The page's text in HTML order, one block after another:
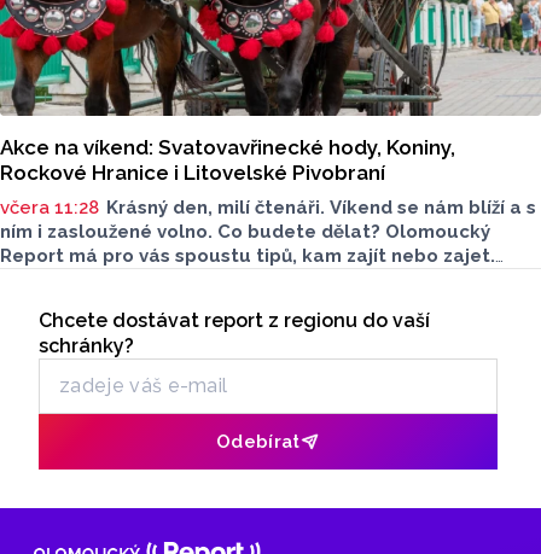
Akce na víkend: Svatovavřinecké hody, Koniny,
Rockové Hranice i Litovelské Pivobraní
včera 11:28 Krásný den, milí čtenáři. Víkend se nám blíží a s
ním i zasloužené volno. Co budete dělat? Olomoucký
Report má pro vás spoustu tipů, kam zajít nebo zajet.
Odběr newsletteru
Chcete dostávat report z regionu do vaší
schránky?
Odebírat